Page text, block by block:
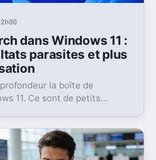
dans Windows 11 :
parasites et plus
la boîte de
11. Ce sont de petits